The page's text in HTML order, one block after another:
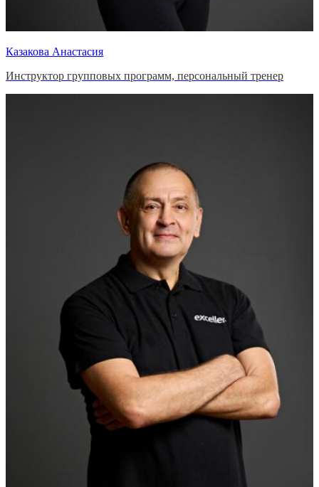
Казакова Анастасия
Инструктор групповых программ, персональный тренер